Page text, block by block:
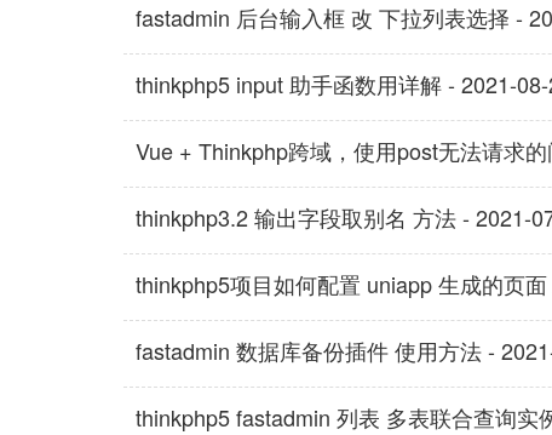
fastadmin 后台输入框 改 下拉列表选择 -
thinkphp5 input 助手函数用详解 - 2021-
Vue + Thinkphp跨域，使用post无法请求
thinkphp3.2 输出字段取别名 方法 - 2021-
thinkphp5项目如何配置 uniapp 生成的页
fastadmin 数据库备份插件 使用方法 -
thinkphp5 fastadmin 列表 多表联合查询实